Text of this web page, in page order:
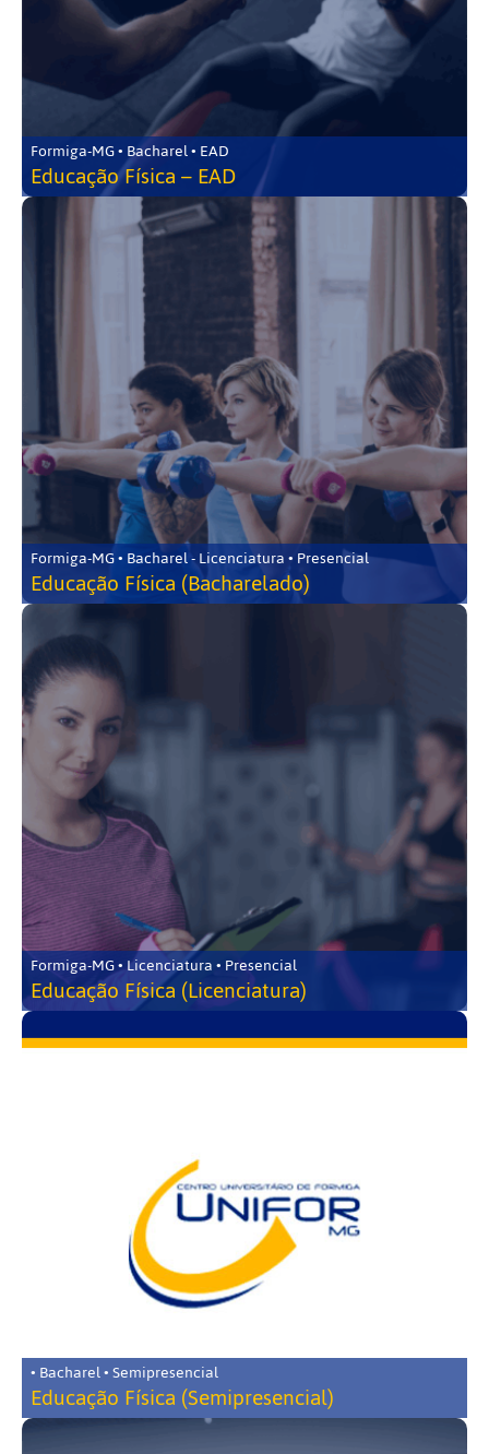
Formiga-MG • Bacharel • EAD
Educação Física – EAD
Formiga-MG • Bacharel - Licenciatura • Presencial
Educação Física (Bacharelado)
Formiga-MG • Licenciatura • Presencial
Educação Física (Licenciatura)
• Bacharel • Semipresencial
Educação Física (Semipresencial)